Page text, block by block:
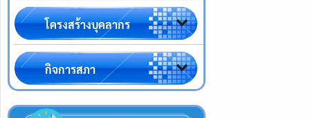
โครงสร้างบุคลากร
กิจการสภา